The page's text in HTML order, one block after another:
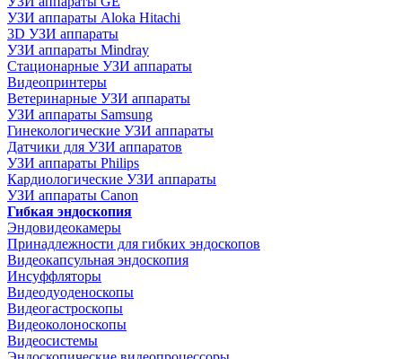
УЗИ аппараты Aloka Hitachi
3D УЗИ аппараты
УЗИ аппараты Mindray
Стационарные УЗИ аппараты
Видеопринтеры
Ветеринарные УЗИ аппараты
УЗИ аппараты Samsung
Гинекологические УЗИ аппараты
Датчики для УЗИ аппаратов
УЗИ аппараты Philips
Кардиологические УЗИ аппараты
УЗИ аппараты Canon
Гибкая эндоскопия
Эндовидеокамеры
Принадлежности для гибких эндоскопов
Видеокапсульная эндоскопия
Инсуффляторы
Видеодуоденоскопы
Видеогастроскопы
Видеоколоноскопы
Видеосистемы